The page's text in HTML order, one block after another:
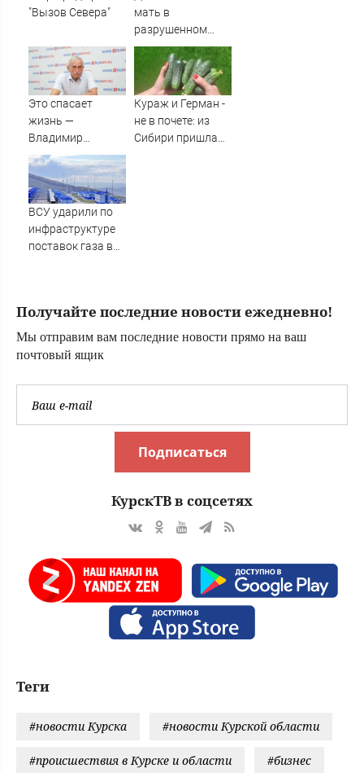
"Вызов Севера"
мать в
разрушенном
детстве, не зная
всей правды о
своём отце -
история одной
Это спасает
жизнь —
Владимир
Костюш
обратился к
населению
Хакасии
Кураж и Герман -
не в почете: из
Сибири пришла
ВСУ ударили по
инфраструктуре
поставок газа в
Вести.ru
Получайте последние новости ежедневно!
Мы отправим вам последние новости прямо на ваш
почтовый ящик
Подписаться
КурскТВ в соцсетях
Теги
#новости Курска #новости Курской области
#происшествия в Курске и области #бизнес